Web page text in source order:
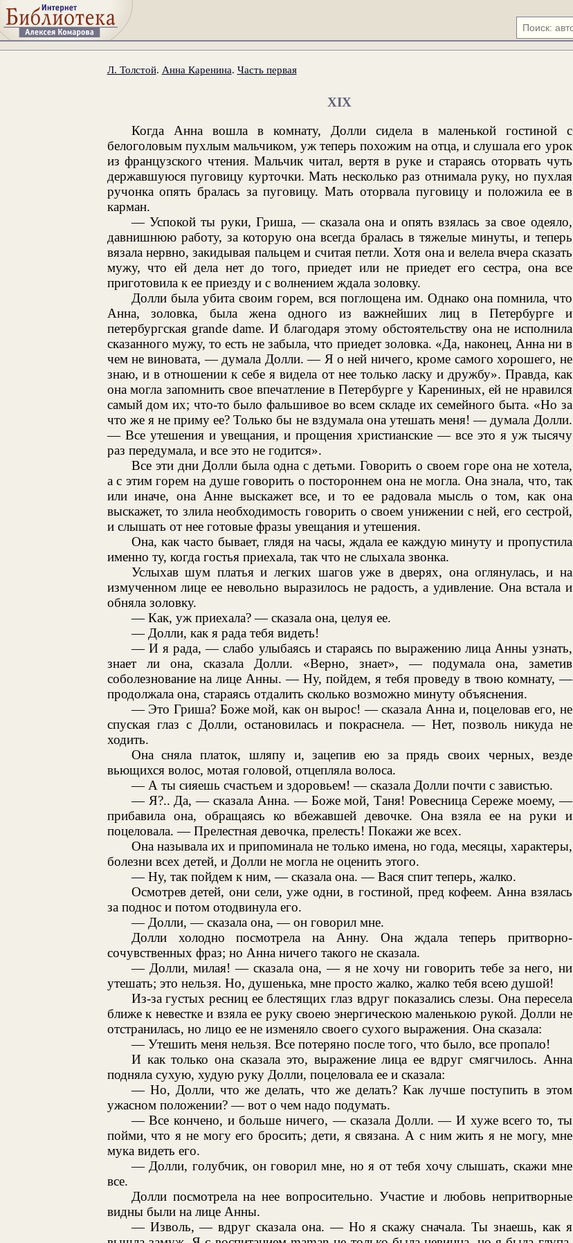
Л. Толстой. Анна Каренина. Часть первая
XIX
Когда Анна вошла в комнату, Долли сидела в маленькой гостиной с
белоголовым пухлым мальчиком, уж теперь похожим на отца, и слушала его урок
из французского чтения. Мальчик читал, вертя в руке и стараясь оторвать чуть
державшуюся пуговицу курточки. Мать несколько раз отнимала руку, но пухлая
ручонка опять бралась за пуговицу. Мать оторвала пуговицу и положила ее в
карман.
— Успокой ты руки, Гриша, — сказала она и опять взялась за свое одеяло,
давнишнюю работу, за которую она всегда бралась в тяжелые минуты, и теперь
вязала нервно, закидывая пальцем и считая петли. Хотя она и велела вчера сказать
мужу, что ей дела нет до того, приедет или не приедет его сестра, она все
приготовила к ее приезду и с волнением ждала золовку.
Долли была убита своим горем, вся поглощена им. Однако она помнила, что
Анна, золовка, была жена одного из важнейших лиц в Петербурге и
петербургская grande dame. И благодаря этому обстоятельству она не исполнила
сказанного мужу, то есть не забыла, что приедет золовка. «Да, наконец, Анна ни в
чем не виновата, — думала Долли. — Я о ней ничего, кроме самого хорошего, не
знаю, и в отношении к себе я видела от нее только ласку и дружбу». Правда, как
она могла запомнить свое впечатление в Петербурге у Карениных, ей не нравился
самый дом их; что-то было фальшивое во всем складе их семейного быта. «Но за
что же я не приму ее? Только бы не вздумала она утешать меня! — думала Долли.
— Все утешения и увещания, и прощения христианские — все это я уж тысячу
раз передумала, и все это не годится».
Все эти дни Долли была одна с детьми. Говорить о своем горе она не хотела,
а с этим горем на душе говорить о постороннем она не могла. Она знала, что, так
или иначе, она Анне выскажет все, и то ее радовала мысль о том, как она
выскажет, то злила необходимость говорить о своем унижении с ней, его сестрой,
и слышать от нее готовые фразы увещания и утешения.
Она, как часто бывает, глядя на часы, ждала ее каждую минуту и пропустила
именно ту, когда гостья приехала, так что не слыхала звонка.
Услыхав шум платья и легких шагов уже в дверях, она оглянулась, и на
измученном лице ее невольно выразилось не радость, а удивление. Она встала и
обняла золовку.
— Как, уж приехала? — сказала она, целуя ее.
— Долли, как я рада тебя видеть!
— И я рада, — слабо улыбаясь и стараясь по выражению лица Анны узнать,
знает ли она, сказала Долли. «Верно, знает», — подумала она, заметив
соболезнование на лице Анны. — Ну, пойдем, я тебя проведу в твою комнату, —
продолжала она, стараясь отдалить сколько возможно минуту объяснения.
— Это Гриша? Боже мой, как он вырос! — сказала Анна и, поцеловав его, не
спуская глаз с Долли, остановилась и покраснела. — Нет, позволь никуда не
ходить.
Она сняла платок, шляпу и, зацепив ею за прядь своих черных, везде
вьющихся волос, мотая головой, отцепляла волоса.
— А ты сияешь счастьем и здоровьем! — сказала Долли почти с завистью.
— Я?.. Да, — сказала Анна. — Боже мой, Таня! Ровесница Сереже моему, —
прибавила она, обращаясь ко вбежавшей девочке. Она взяла ее на руки и
поцеловала. — Прелестная девочка, прелесть! Покажи же всех.
Она называла их и припоминала не только имена, но года, месяцы, характеры,
болезни всех детей, и Долли не могла не оценить этого.
— Ну, так пойдем к ним, — сказала она. — Вася спит теперь, жалко.
Осмотрев детей, они сели, уже одни, в гостиной, пред кофеем. Анна взялась
за поднос и потом отодвинула его.
— Долли, — сказала она, — он говорил мне.
Долли холодно посмотрела на Анну. Она ждала теперь притворно-
сочувственных фраз; но Анна ничего такого не сказала.
— Долли, милая! — сказала она, — я не хочу ни говорить тебе за него, ни
утешать; это нельзя. Но, душенька, мне просто жалко, жалко тебя всею душой!
Из-за густых ресниц ее блестящих глаз вдруг показались слезы. Она пересела
ближе к невестке и взяла ее руку своею энергическою маленькою рукой. Долли не
отстранилась, но лицо ее не изменяло своего сухого выражения. Она сказала:
— Утешить меня нельзя. Все потеряно после того, что было, все пропало!
И как только она сказала это, выражение лица ее вдруг смягчилось. Анна
подняла сухую, худую руку Долли, поцеловала ее и сказала:
— Но, Долли, что же делать, что же делать? Как лучше поступить в этом
ужасном положении? — вот о чем надо подумать.
— Все кончено, и больше ничего, — сказала Долли. — И хуже всего то, ты
пойми, что я не могу его бросить; дети, я связана. А с ним жить я не могу, мне
мука видеть его.
— Долли, голубчик, он говорил мне, но я от тебя хочу слышать, скажи мне
все.
Долли посмотрела на нее вопросительно. Участие и любовь непритворные
видны были на лице Анны.
— Изволь, — вдруг сказала она. — Но я скажу сначала. Ты знаешь, как я